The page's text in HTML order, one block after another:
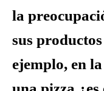
la
sus
ejemplo, en